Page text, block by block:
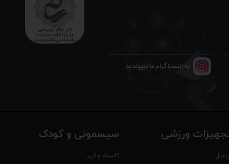
به اینستاگرام ما بپیوندید
ورزشی سیسمونی و کودک
کالسکه و کریر